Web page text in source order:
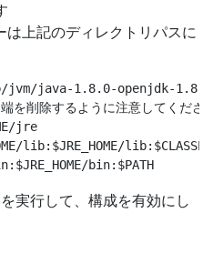
は上記のディレクトリパスに
jvm/java-1.8.0-openjdk-
を削除するように注意してくだ
jre
lib:$JRE_HOME/
実行して、構成を有効にし